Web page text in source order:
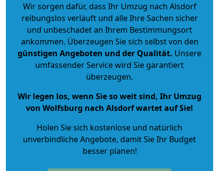
Wir sorgen dafür, dass Ihr Umzug nach Alsdorf
reibungslos verläuft und alle Ihre Sachen sicher
und unbeschadet an Ihrem Bestimmungsort
ankommen. Überzeugen Sie sich selbst von den
günstigen Angeboten und der Qualität. Unsere
umfassender Service wird Sie garantiert
überzeugen.
Wir legen los, wenn Sie so weit sind, Ihr Umzug
von Wolfsburg nach Alsdorf wartet auf Sie!
Holen Sie sich kostenlose und natürlich
unverbindliche Angebote, damit Sie Ihr Budget
besser planen!